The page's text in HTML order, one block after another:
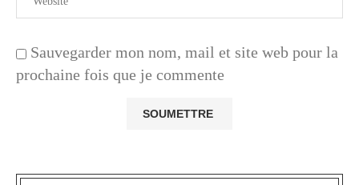
Sauvegarder mon nom, mail et site web pour la
prochaine fois que je commente